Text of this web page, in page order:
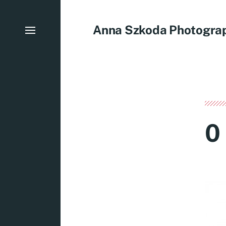
Anna Szkoda
0